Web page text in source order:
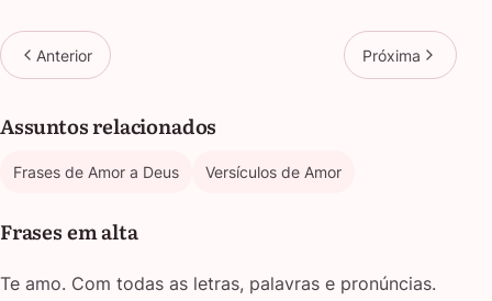
Anterior Próxima
Assuntos relacionados
Frases de Amor a Deus Versículos de Amor
Frases em alta
Te amo. Com todas as letras, palavras e pronúncias.